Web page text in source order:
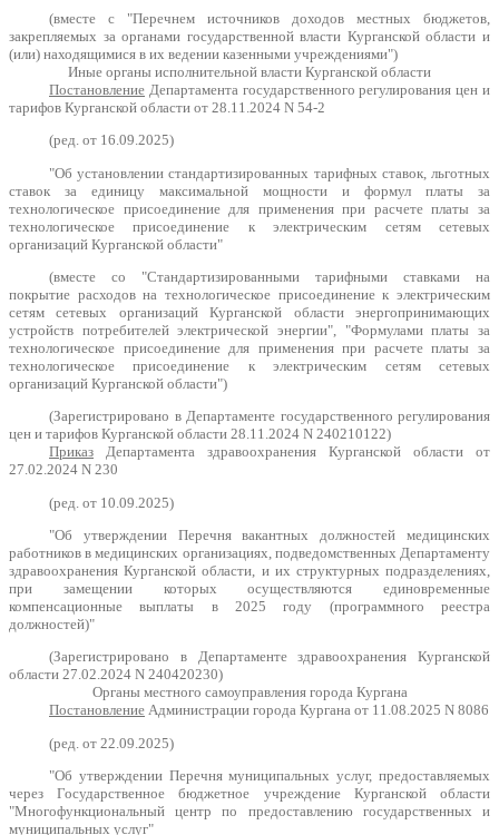
(вместе с "Перечнем источников доходов местных бюджетов,
закрепляемых за органами государственной власти Курганской области и
(или) находящимися в их ведении казенными учреждениями")
Иные органы исполнительной власти Курганской области
Постановление Департамента государственного регулирования цен и
тарифов Курганской области от 28.11.2024 N 54-2
(ред. от 16.09.2025)
"Об установлении стандартизированных тарифных ставок, льготных
ставок за единицу максимальной мощности и формул платы за
технологическое присоединение для применения при расчете платы за
технологическое присоединение к электрическим сетям сетевых
организаций Курганской области"
(вместе со "Стандартизированными тарифными ставками на
покрытие расходов на технологическое присоединение к электрическим
сетям сетевых организаций Курганской области энергопринимающих
устройств потребителей электрической энергии", "Формулами платы за
технологическое присоединение для применения при расчете платы за
технологическое присоединение к электрическим сетям сетевых
организаций Курганской области")
(Зарегистрировано в Департаменте государственного регулирования
цен и тарифов Курганской области 28.11.2024 N 240210122)
Приказ Департамента здравоохранения Курганской области от
27.02.2024 N 230
(ред. от 10.09.2025)
"Об утверждении Перечня вакантных должностей медицинских
работников в медицинских организациях, подведомственных Департаменту
здравоохранения Курганской области, и их структурных подразделениях,
при замещении которых осуществляются единовременные
компенсационные выплаты в 2025 году (программного реестра
должностей)"
(Зарегистрировано в Департаменте здравоохранения Курганской
области 27.02.2024 N 240420230)
Органы местного самоуправления города Кургана
Постановление Администрации города Кургана от 11.08.2025 N 8086
(ред. от 22.09.2025)
"Об утверждении Перечня муниципальных услуг, предоставляемых
через Государственное бюджетное учреждение Курганской области
"Многофункциональный центр по предоставлению государственных и
муниципальных услуг"